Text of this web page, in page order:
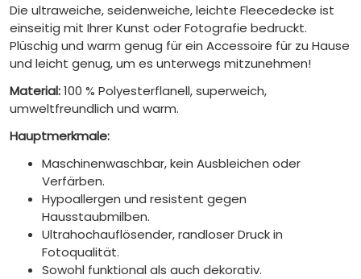
Die ultraweiche, seidenweiche, leichte Fleecedecke ist
einseitig mit Ihrer Kunst oder Fotografie bedruckt.
Plüschig und warm genug für ein Accessoire für zu Hause
und leicht genug, um es unterwegs mitzunehmen!
Material:100 % Polyesterflanell, superweich,
umweltfreundlich und warm.
Hauptmerkmale:
Maschinenwaschbar, kein Ausbleichen oder
Verfärben.
Hypoallergen und resistent gegen
Hausstaubmilben.
Ultrahochauflösender, randloser Druck in
Fotoqualität.
Sowohl funktional als auch dekorativ.